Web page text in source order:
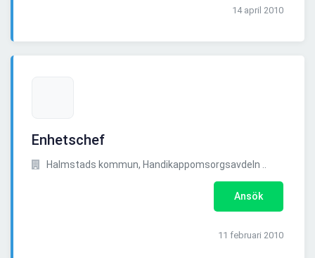
14 april 2010
Enhetschef
Halmstads kommun, Handikappomsorgsavdeln ..
Ansök
11 februari 2010